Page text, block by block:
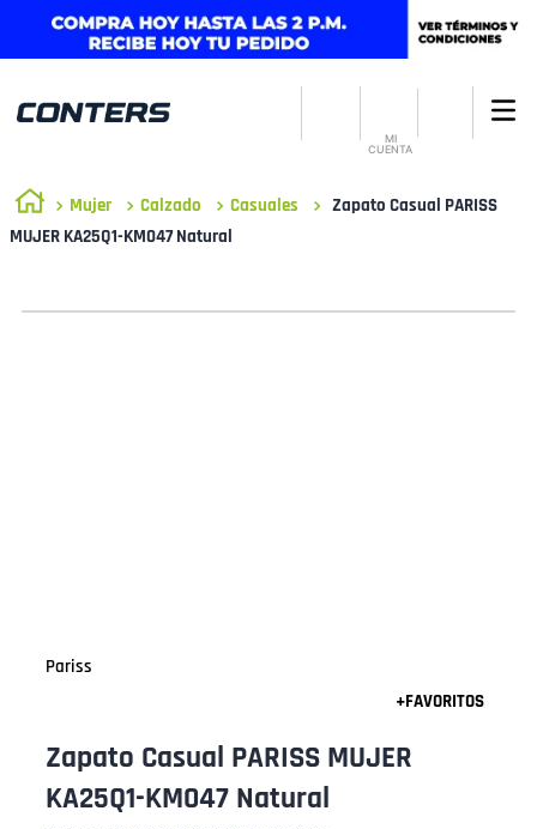
MI
CUENTA
Mujer Calzado Casuales
Zapato Casual PARISS
MUJER KA25Q1-KM047 Natural
Pariss
Zapato Casual PARISS MUJER
KA25Q1-KM047 Natural